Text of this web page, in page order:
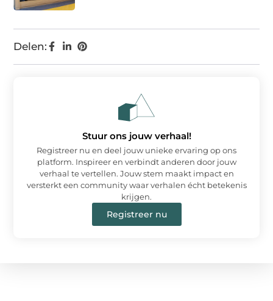
Delen:
Stuur ons jouw verhaal!
Registreer nu en deel jouw unieke ervaring op ons
platform. Inspireer en verbindt anderen door jouw
verhaal te vertellen. Jouw stem maakt impact en
versterkt een community waar verhalen écht betekenis
krijgen.
Registreer nu